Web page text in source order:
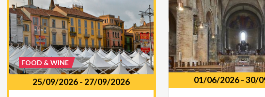
25/09/2026- 27/09/2026
FOOD & WINE
01/06/2026-30/